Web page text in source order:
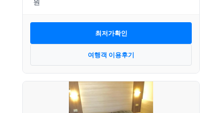
최저가확인
여행객 이용후기